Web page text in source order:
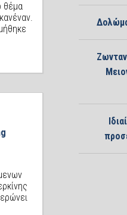
θέμα